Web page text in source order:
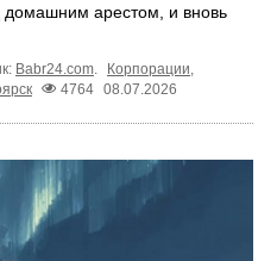
домашним арестом, и вновь
Babr24.com. Корпорации,
4764 08.07.2026